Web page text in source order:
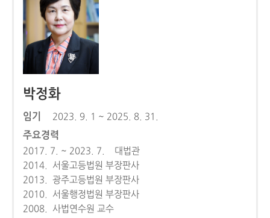
박정화
임기 2023. 9. 1 ~ 2025. 8. 31.
주요경력
2017. 7. ~ 2023. 7. 대법관
2014. 서울고등법원 부장판사
2013. 광주고등법원 부장판사
2010. 서울행정법원 부장판사
2008. 사법연수원 교수